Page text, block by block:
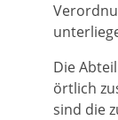
Die
örtlich
sind die